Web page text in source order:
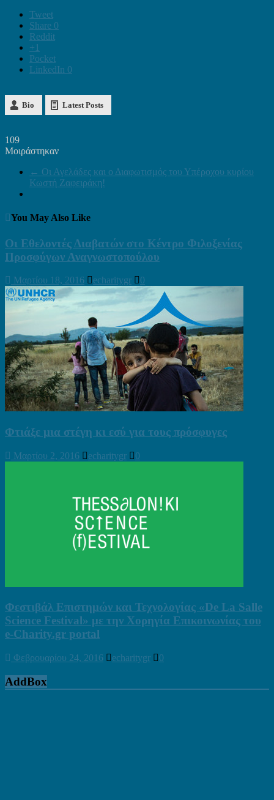
Tweet
Share 0
Reddit
+1
Pocket
LinkedIn 0
Bio Latest Posts
109
Μοιράστηκαν
← Οι Αγελάδες και ο Διαφωτισμός του Υπέροχου κυρίου
Κωστή Ζαφειράκη!
You May Also Like
Οι Εθελοντές Διαβατών στο Κέντρο Φιλοξενίας
Προσφύγων Αναγνωστοπούλου
Μαρτίου 18, 2016 echaritygr 0
Φτιάξε μια στέγη κι εσύ για τους πρόσφυγες
Μαρτίου 2, 2016 echaritygr 0
Φεστιβάλ Επιστημών και Τεχνολογίας «De La Salle
Science Festival» με την Χορηγία Επικοινωνίας του
e-Charity.gr portal
Φεβρουαρίου 24, 2016 echaritygr 0
AddBox